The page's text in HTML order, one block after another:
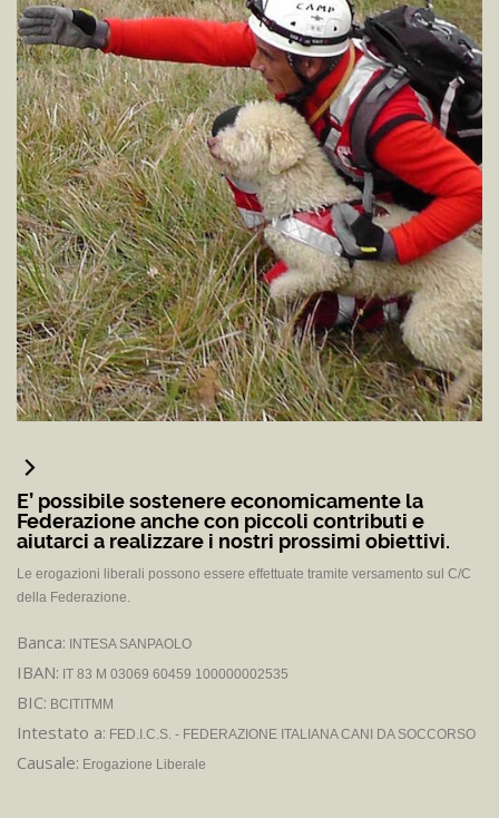
E’ possibile sostenere economicamente la
Federazione anche con piccoli contributi e
aiutarci a realizzare i nostri prossimi obiettivi.
Le erogazioni liberali possono essere effettuate tramite versamento sul C/C
della Federazione.
Banca: INTESA SANPAOLO
IBAN: IT 83 M 03069 60459 100000002535
BIC: BCITITMM
Intestato a: FED.I.C.S. - FEDERAZIONE ITALIANA CANI DA SOCCORSO
Causale: Erogazione Liberale